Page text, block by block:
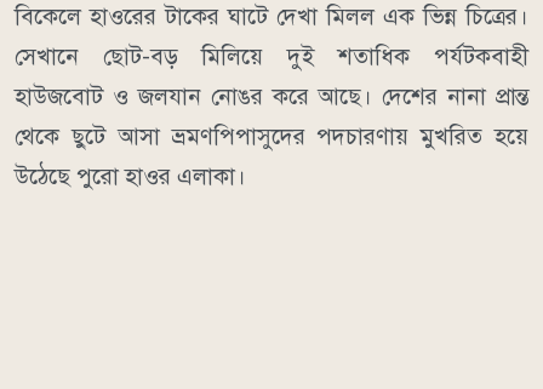
বিকেলে হাওরের টাকের ঘাটে দেখা মিলল এক ভিন্ন চিত্রের।
সেখানে ছোট-বড় মিলিয়ে দুই শতাধিক পর্যটকবাহী
হাউজবোট ও জলযান নোঙর করে আছে। দেশের নানা প্রান্ত
থেকে ছুটে আসা ভ্রমণপিপাসুদের পদচারণায় মুখরিত হয়ে
উঠেছে পুরো হাওর এলাকা।